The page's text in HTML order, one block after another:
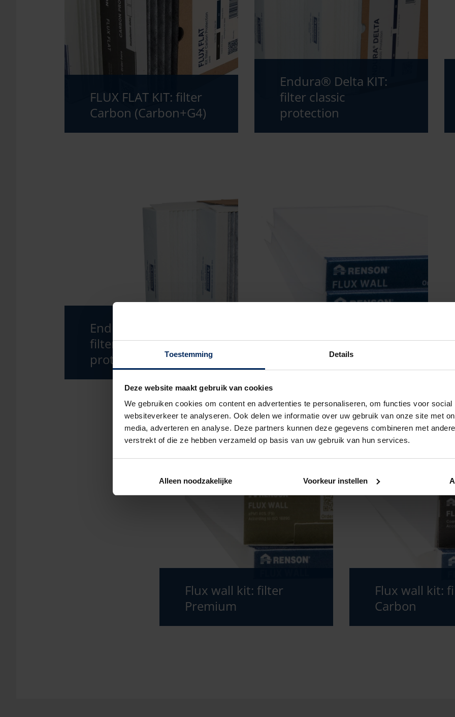
Toestemming Details
Deze website maakt gebruik van cookies
We gebruiken cookies om content en advertenties te personaliseren, om functies voor
websiteverkeer te analyseren. Ook delen we informatie over uw gebruik van onze site met
media, adverteren en analyse. Deze partners kunnen deze gegevens combineren met
verstrekt of die ze hebben verzameld op basis van uw gebruik van hun services.
Alleen noodzakelijke Voorkeur instellen
FLUX FLAT KIT: filter
Carbon (Carbon+G4)
Endura® Delta KIT:
filter classic
protection
Endura® Delta KIT:
filter carbon
protection
Flux wall kit: filter
Classic Protection
Flux wall kit: filter
Premium
Flux wall kit:
Carbon